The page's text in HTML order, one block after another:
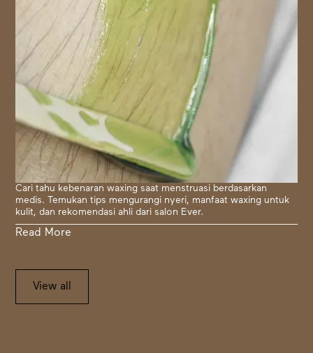
Cari tahu kebenaran waxing saat menstruasi berdasarkan
medis. Temukan tips mengurangi nyeri, manfaat waxing untuk
kulit, dan rekomendasi ahli dari salon Ever.
Read More
View all